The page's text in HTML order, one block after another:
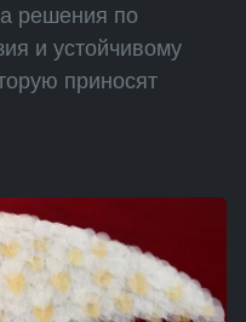
решения по
и устойчивому
приносят